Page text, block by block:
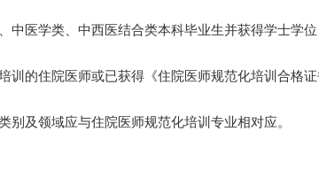
医学类、中西医结合类本科毕业生并获得学士学位
的住院医师或已获得《住院医师规范化培训合格证
及领域应与住院医师规范化培训专业相对应。